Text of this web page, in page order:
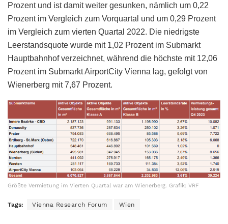
Prozent und ist damit weiter gesunken, nämlich um 0,22
Prozent im Vergleich zum Vorquartal und um 0,29 Prozent
im Vergleich zum vierten Quartal 2022. Die niedrigste
Leerstandsquote wurde mit 1,02 Prozent im Submarkt
Hauptbahnhof verzeichnet, während die höchste mit 12,06
Prozent im Submarkt AirportCity Vienna lag, gefolgt von
Wienerberg mit 7,67 Prozent.
Größte Vermietung im Vierten Quartal war am Wienerberg. Grafik: VRF
Tags: Vienna Research Forum Wien